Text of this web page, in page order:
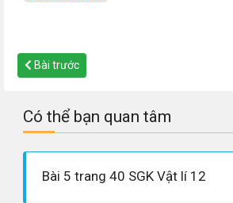
Bài trước
Có thể bạn quan tâm
Bài 5 trang 40 SGK Vật lí 12